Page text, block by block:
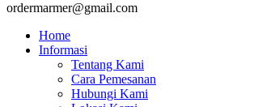
ordermarmer@gmail.com
Home
Informasi
Tentang Kami
Cara Pemesanan
Hubungi Kami